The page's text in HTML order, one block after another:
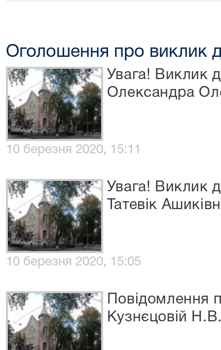
Оголошення про виклик
Увага! Виклик
Олександра
10 березня 2020, 15:11
Увага! Виклик
Татевік
10 березня 2020, 15:05
Повідомлення
Кузнєцовій